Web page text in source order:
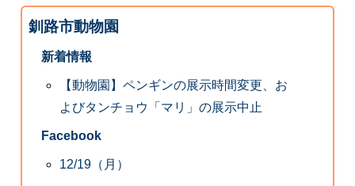
釧路市動物園
新着情報
【動物園】ペンギンの展示時間変更、お
よびタンチョウ「マリ」の展示中止
Facebook
12/19（月）